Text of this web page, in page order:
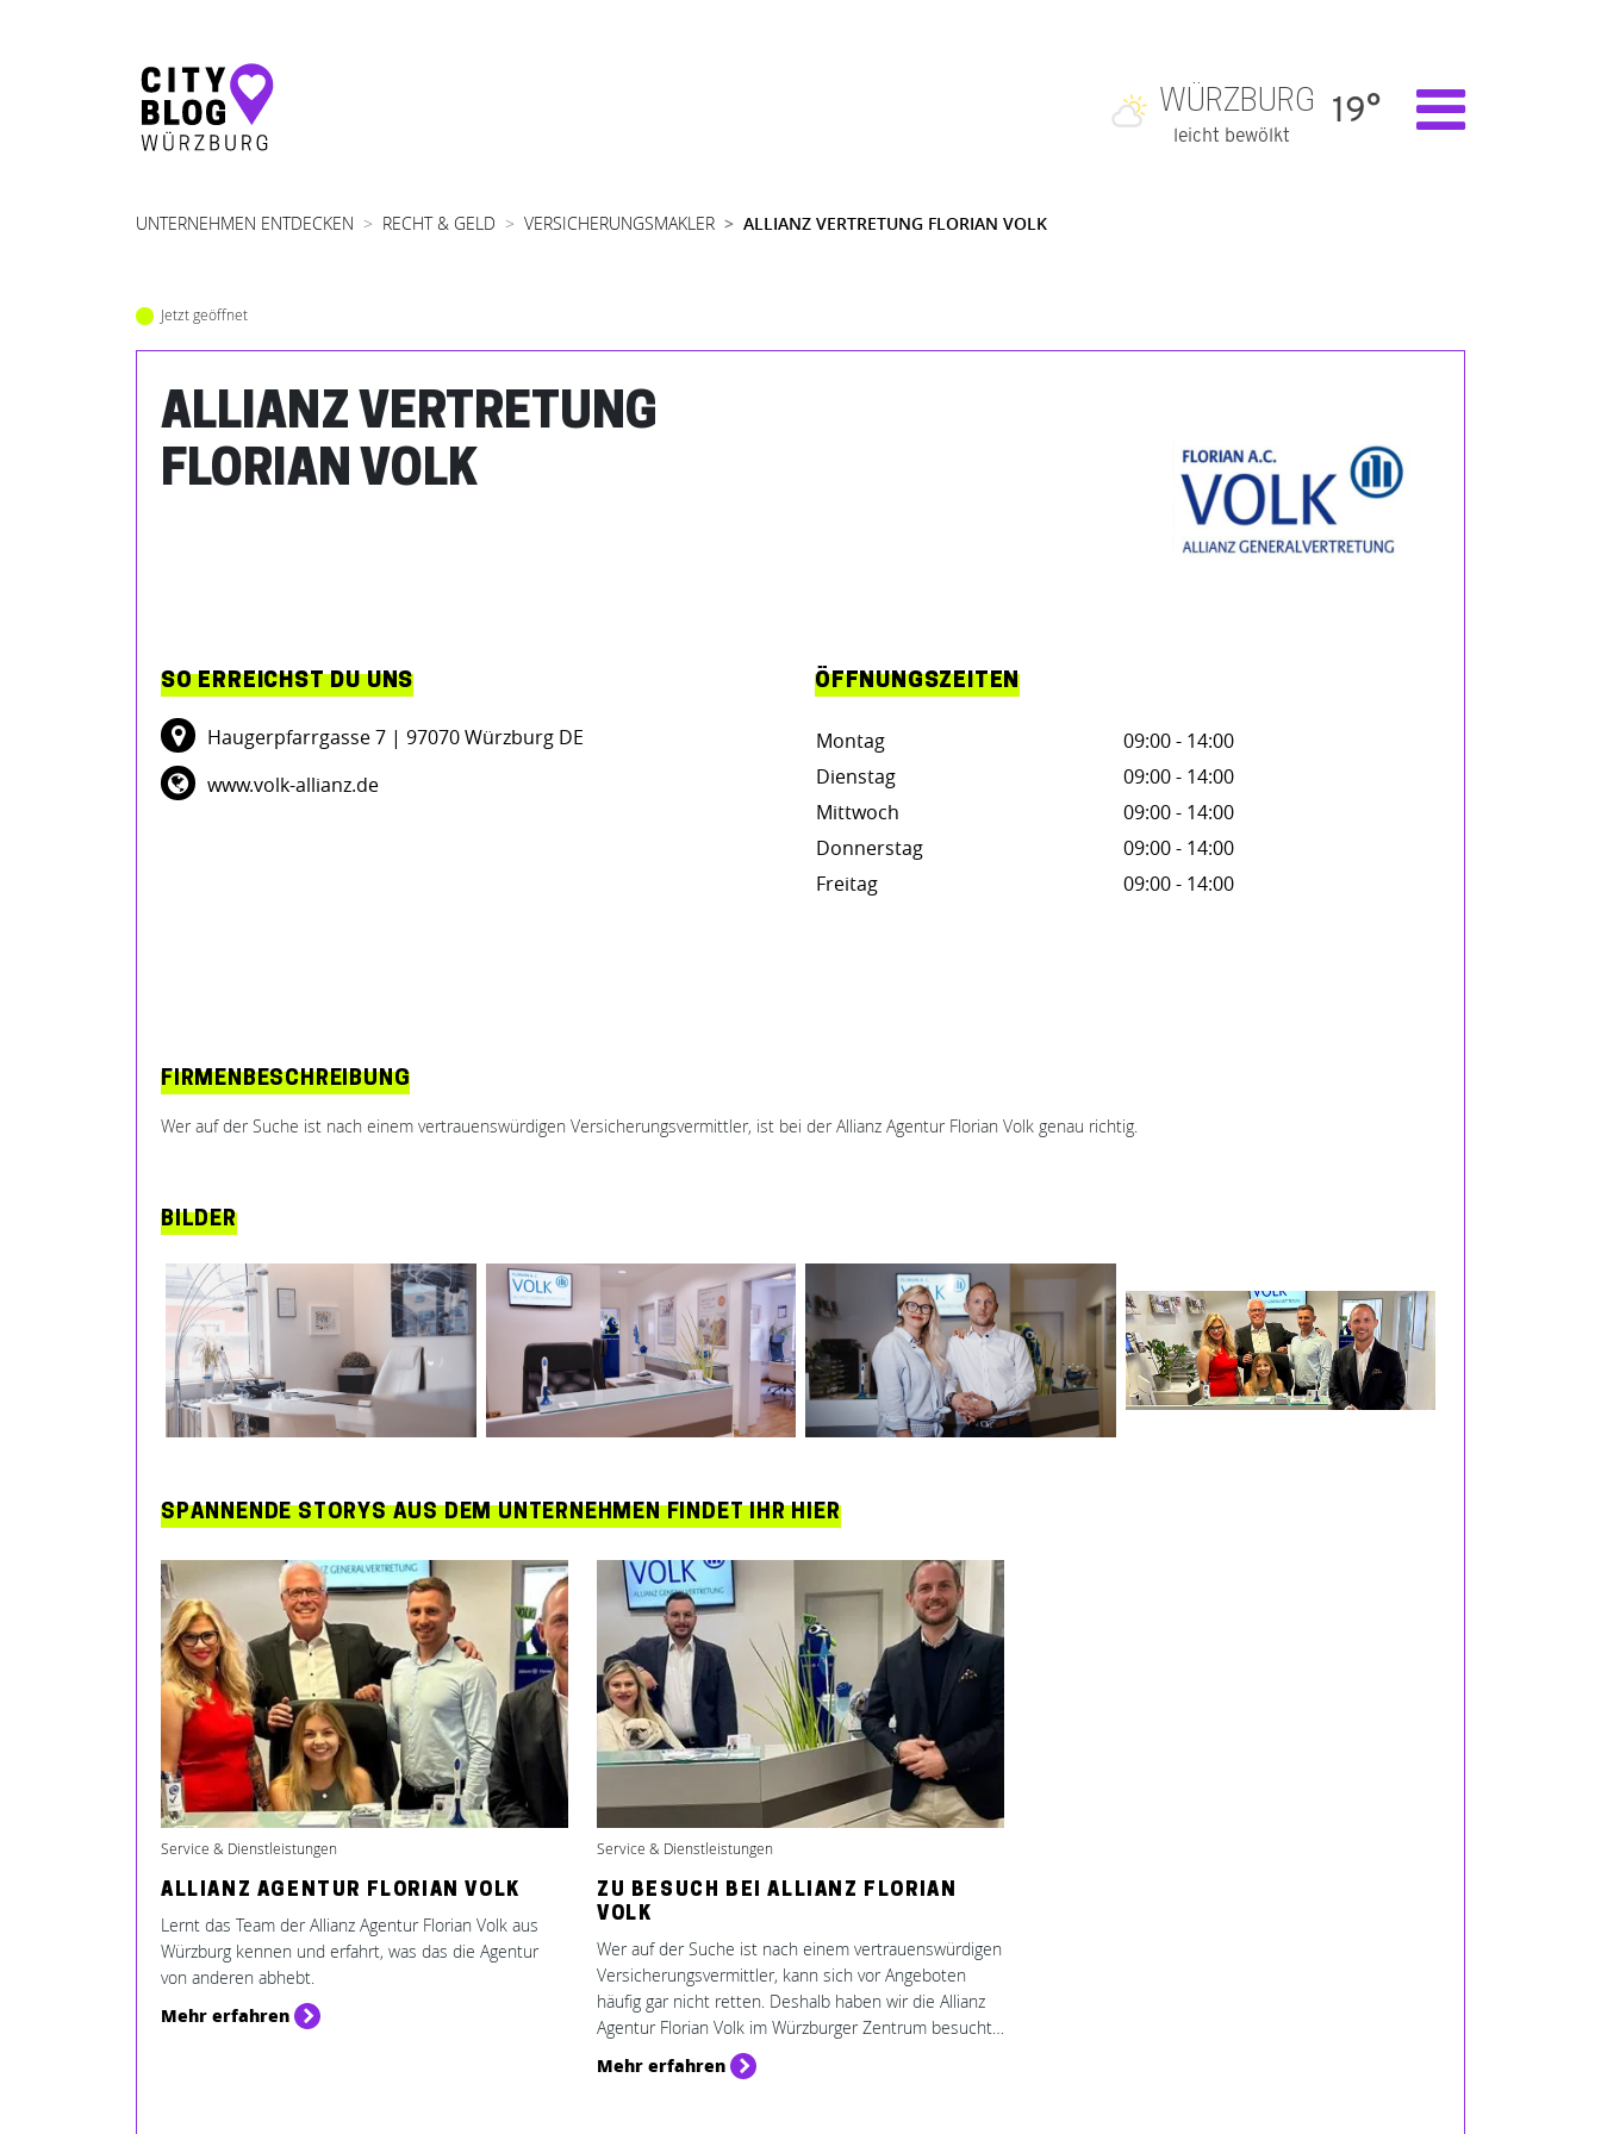
Hauptnavigation
WÜRZBURG
leicht bewölkt
19°
UNTERNEHMEN ENTDECKEN RECHT & GELD VERSICHERUNGSMAKLER ALLIANZ VERTRETUNG FLORIAN VOLK
Jetzt geöffnet
ALLIANZ VERTRETUNG
FLORIAN VOLK
SO ERREICHST DU UNS
Haugerpfarrgasse 7 | 97070 Würzburg DE
www.volk-allianz.de
ÖFFNUNGSZEITEN
Montag
09:00 - 14:00
Dienstag
09:00 - 14:00
Mittwoch
09:00 - 14:00
Donnerstag
09:00 - 14:00
Freitag
09:00 - 14:00
FIRMENBESCHREIBUNG
Wer auf der Suche ist nach einem vertrauenswürdigen Versicherungsvermittler, ist bei der Allianz Agentur Florian Volk genau richtig.
BILDER
SPANNENDE STORYS AUS DEM UNTERNEHMEN FINDET IHR HIER
Service & Dienstleistungen
ALLIANZ AGENTUR FLORIAN VOLK
Lernt das Team der Allianz Agentur Florian Volk aus
Würzburg kennen und erfahrt, was das die Agentur
von anderen abhebt.
Mehr erfahren
Service & Dienstleistungen
ZU BESUCH BEI ALLIANZ FLORIAN
VOLK
Wer auf der Suche ist nach einem vertrauenswürdigen
Versicherungsvermittler, kann sich vor Angeboten
häufig gar nicht retten. Deshalb haben wir die Allianz
Agentur Florian Volk im Würzburger Zentrum besucht
und dort von Florian Volk, seiner Frau Christine und
Büroleiter Pavlos erfahren, was ihre Agentur von
Mehr erfahren